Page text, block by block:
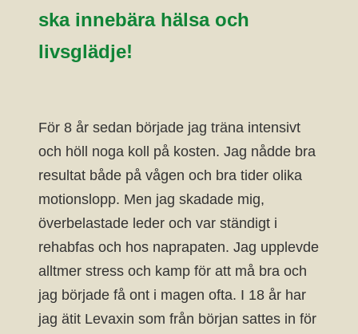
ska innebära hälsa och
livsglädje!
För 8 år sedan började jag träna intensivt
och höll noga koll på kosten. Jag nådde bra
resultat både på vågen och bra tider olika
motionslopp. Men jag skadade mig,
överbelastade leder och var ständigt i
rehabfas och hos naprapaten. Jag upplevde
alltmer stress och kamp för att må bra och
jag började få ont i magen ofta. I 18 år har
jag ätit Levaxin som från början sattes in för